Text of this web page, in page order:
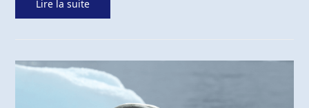
Lire la suite